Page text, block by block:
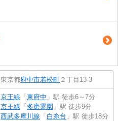
東京都府中市若松町 ２丁目13-3
京王線 「 東府中 」駅 徒歩6～7分
京王線 「 多磨霊園 」駅 徒歩9分
西武多摩川線 「 白糸台 」駅 徒歩18分